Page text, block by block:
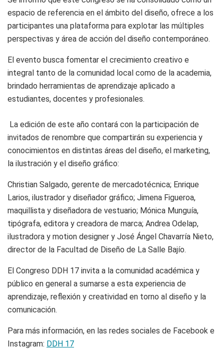
espacio de referencia en el ámbito del diseño, ofrece a los
participantes una plataforma para explotar las múltiples
perspectivas y área de acción del diseño contemporáneo.
El evento busca fomentar el crecimiento creativo e
integral tanto de la comunidad local como de la academia,
brindado herramientas de aprendizaje aplicado a
estudiantes, docentes y profesionales.
La edición de este año contará con la participación de
invitados de renombre que compartirán su experiencia y
conocimientos en distintas áreas del diseño, el marketing,
la ilustración y el diseño gráfico:
Christian Salgado, gerente de mercadotécnica; Enrique
Larios, ilustrador y diseñador gráfico; Jimena Figueroa,
maquillista y diseñadora de vestuario; Mónica Munguía,
tipógrafa, editora y creadora de marca; Andrea Odelap,
ilustradora y motion designer y José Ángel Chavarría Nieto,
director de la Facultad de Diseño de La Salle Bajío.
El Congreso DDH 17 invita a la comunidad académica y
público en general a sumarse a esta experiencia de
aprendizaje, reflexión y creatividad en torno al diseño y la
comunicación.
Para más información, en las redes sociales de Facebook e
Instagram: DDH 17